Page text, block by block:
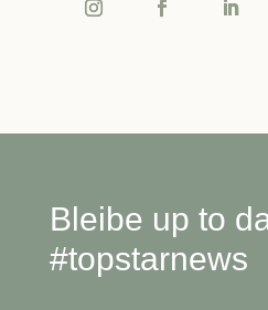
Bleibe up to
#topstarnews